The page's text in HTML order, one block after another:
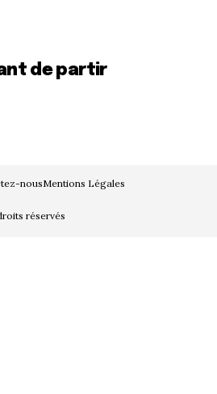
de partir
nousMentions Légales
réservés